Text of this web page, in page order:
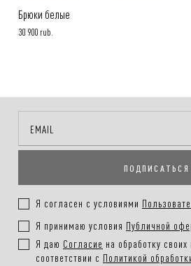
Брюки белые
30 900 rub.
ПОДПИСАТЬСЯ
Я согласен с условиями
Я принимаю условия Публичной
Я даю Согласие на обработку
соответствии с Политикой